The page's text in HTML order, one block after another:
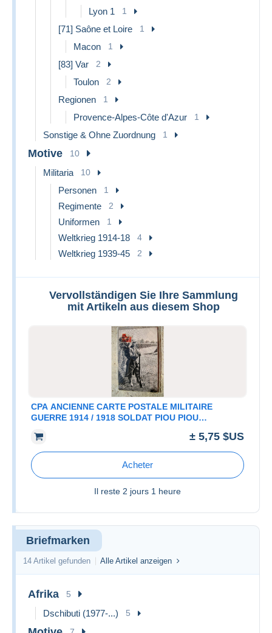
Lyon 1 1
[71] Saône et Loire 1
Macon 1
[83] Var 2
Toulon 2
Regionen 1
Provence-Alpes-Côte d'Azur 1
Sonstige & Ohne Zuordnung 1
Motive 10
Militaria 10
Personen 1
Regimente 2
Uniformen 1
Weltkrieg 1914-18 4
Weltkrieg 1939-45 2
Vervollständigen Sie Ihre Sammlung
mit Artikeln aus diesem Shop
CPA ANCIENNE CARTE POSTALE MILITAIRE
GUERRE 1914 / 1918 SOLDAT PIOU PIOU
± 5,75 $US
Acheter
Il reste 2 jours 1 heure
Briefmarken
14 Artikel gefunden Alle Artikel anzeigen
Afrika 5
Dschibuti (1977-...) 5